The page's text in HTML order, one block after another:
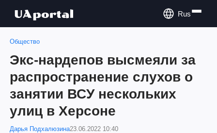
Rus
Общество
Экс-нардепов высмеяли за
распространение слухов о
занятии ВСУ нескольких
улиц в Херсоне
Дарья Подхалюзина23.06.2022 10:40